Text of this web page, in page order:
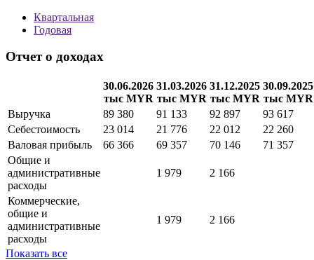
Квартальная
Годовая
Отчет о доходах
30.06.2026
тыс MYR
31.03.2026
тыс MYR
31.12.2025
тыс MYR
30.09.2025
тыс MYR
Выручка
89 380 91 133 92 897
93 617
Себестоимость
23 014 21 776 22 012
22 260
Валовая прибыль
66 366 69 357 70 146
71 357
Общие и
административные
расходы
1 979 2 166
Коммерческие,
общие и
административные
расходы
1 979 2 166
Показать все